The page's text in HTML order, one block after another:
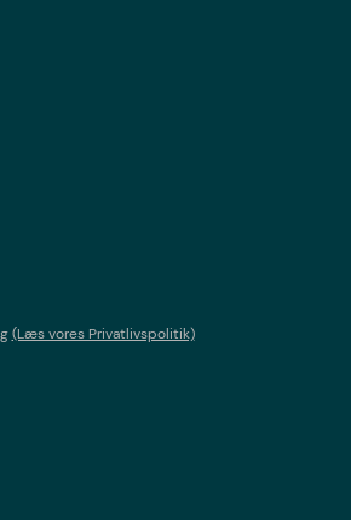
(Læs vores Privatlivspolitik)